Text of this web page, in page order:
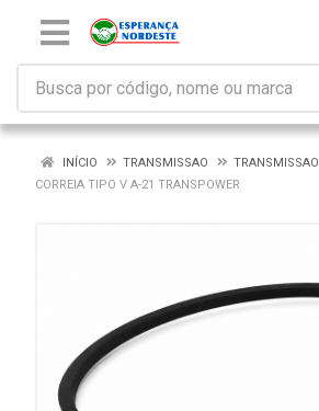
INÍCIO TRANSMISSAO
TRANSMISSAO
CORREIA TIPO V A-21 TRANSPOWER